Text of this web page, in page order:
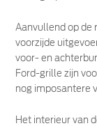
Aanvullend op de
voorzijde
voor- en
Ford-grille zijn
nog imposantere
Het interieur van